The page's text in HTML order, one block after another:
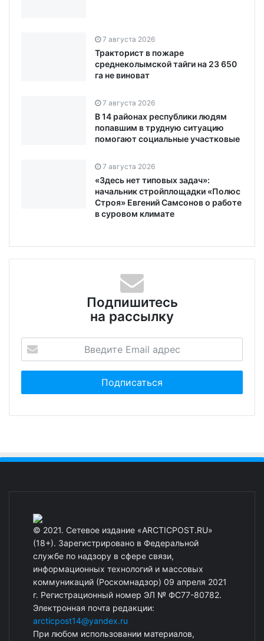
7 августа 2026
Тракторист в пожаре
среднеколымской тайги на 23 650
га не виноват
7 августа 2026
В 14 районах республики людям
попавшим в трудную ситуацию
помогают социальные участковые
7 августа 2026
«Здесь нет типовых задач»:
начальник стройплощадки «Полюс
Строя» Евгений Самсонов о работе
в суровом климате
Подпишитесь
на рассылку
© 2021. Сетевое издание «ARCTICPOST.RU»
(18+). Зарегистрировано в Федеральной
службе по надзору в сфере связи,
информационных технологий и массовых
коммуникаций (Роскомнадзор) 09 апреля 2021
г. Регистрационный номер ЭЛ № ФС77-80782.
Электронная почта редакции:
arcticpost14@yandex.ru
При любом использовании материалов,